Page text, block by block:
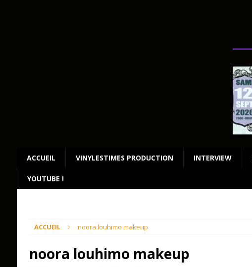
ACCUEIL VINYLESTIMES PRODUCTION INTERVIEW
YOUTUBE !
ACCUEIL noora louhimo makeup
noora louhimo makeup